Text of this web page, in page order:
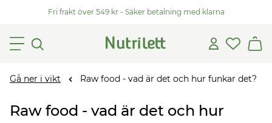
Fri frakt över 549 kr - Säker betalning med klarna
Gå ner i vikt Raw food - vad är det och hur funkar det?
Raw food - vad är det och hur